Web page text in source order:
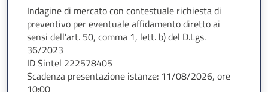
Indagine di mercato con contestuale richiesta di
preventivo per eventuale affidamento diretto ai
sensi dell'art. 50, comma 1, lett. b) del D.Lgs.
36/2023
ID Sintel 222578405
Scadenza presentazione istanze: 11/08/2026, ore
10:00